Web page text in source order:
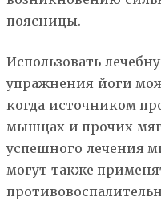
поясницы.
Использовать
упражнения йоги
когда источником
мышцах и прочих
успешного лечения
могут также